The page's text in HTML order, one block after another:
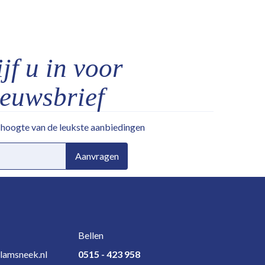
u in voor
van de leukste aanbiedingen
Aanvragen
Bellen
0515 - 423 958